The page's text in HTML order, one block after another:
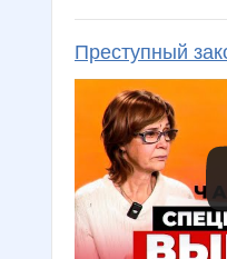
Преступный